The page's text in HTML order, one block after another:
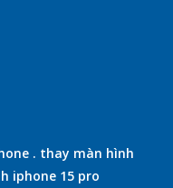
. thay màn hình
iphone 15 pro